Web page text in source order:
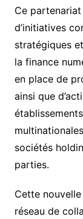
Ce
d’initiatives
stratégiques
la finance
en place de
ainsi que
sociétés
parties.
Cette
réseau de